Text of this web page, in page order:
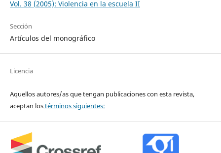
Vol. 38 (2005): Violencia en la escuela II
Sección
Artículos del monográfico
Licencia
Aquellos autores/as que tengan publicaciones con esta revista,
aceptan lostérminos siguientes: